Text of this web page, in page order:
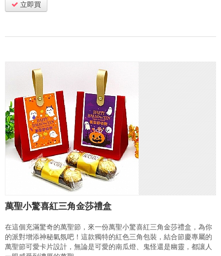
立即買
萬聖小驚喜紅三角金莎禮盒
在這個充滿驚奇的萬聖節，來一份萬聖小驚喜紅三角金莎禮盒，為你
的派對增添神秘氣氛吧！這款獨特的紅色三角包裝，結合節慶專屬的
萬聖節可愛卡片設計，無論是可愛的南瓜燈、鬼怪還是幽靈，都讓人